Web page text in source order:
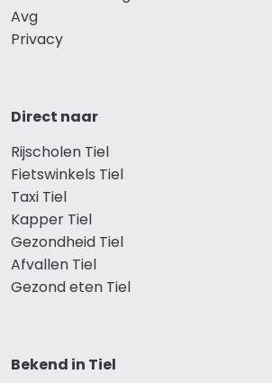
Avg
Privacy
Direct naar
Rijscholen Tiel
Fietswinkels Tiel
Taxi Tiel
Kapper Tiel
Gezondheid Tiel
Afvallen Tiel
Gezond eten Tiel
Bekend in Tiel